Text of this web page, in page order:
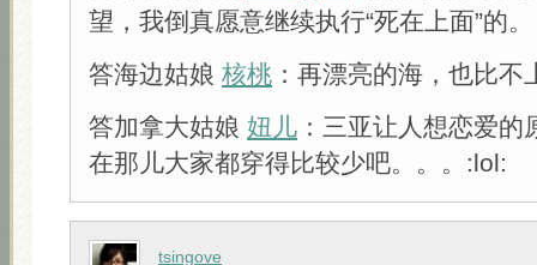
望，我倒真愿意继续执行“死在上面”的。
答海边姑娘 核桃 ：再漂亮的海，也比不
答加拿大姑娘 妞儿 ：三亚让人想恋爱
在那儿大家都穿得比较少吧。。。:lol:
tsingove